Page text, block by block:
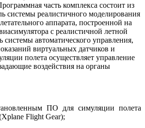
часть комплекса состоит из
системы реалистичного моделирования
аппарата, построенной на
с реалистичной летной
автоматического управления,
виртуальных датчиков и
полета осуществляет управление
воздействия на органы
ПО для симуляции полета
Flight Gear);